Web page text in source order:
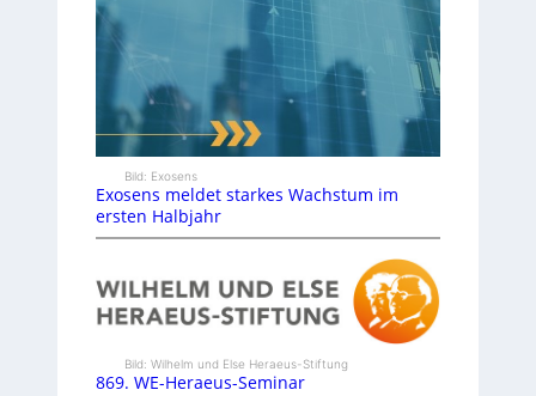
Bild: Exosens
Exosens meldet starkes Wachstum im
ersten Halbjahr
Bild: Wilhelm und Else Heraeus-Stiftung
869. WE-Heraeus-Seminar